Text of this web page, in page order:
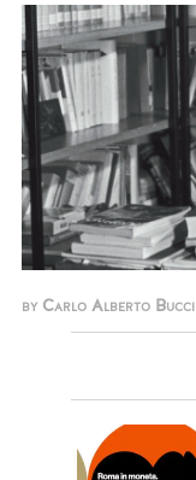
by Carlo Alberto Bucci